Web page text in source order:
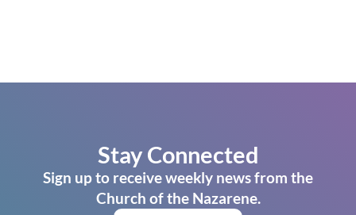
Stay Connected
Sign up to receive weekly news from the
Church of the Nazarene.